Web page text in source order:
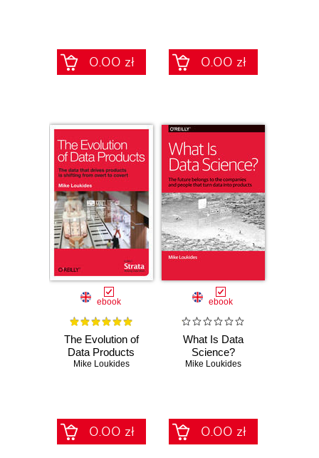
0.00 zł 0.00 zł
ebook
The Evolution of
Data Products
Mike Loukides
0.00 zł
ebook
What Is Data
Science?
Mike Loukides
0.00 zł